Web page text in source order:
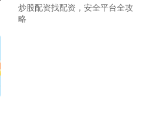
炒股配资找配资，安全平台全攻
略